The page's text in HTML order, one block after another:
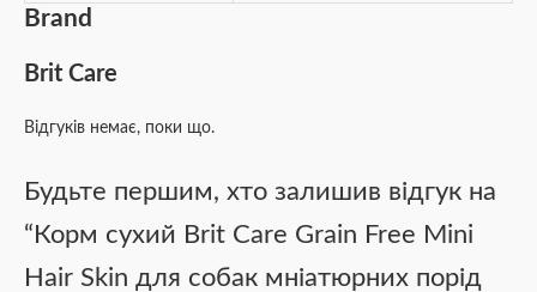
Brand
Brit Care
Відгуків немає, поки що.
Будьте першим, хто залишив відгук на
“Корм сухий Brit Care Grain Free Mini
Hair Skin для собак мніатюрних порід